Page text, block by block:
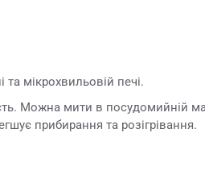
мікрохвильовій печі.
Можна мити в посудомийній
прибирання та розігрівання.